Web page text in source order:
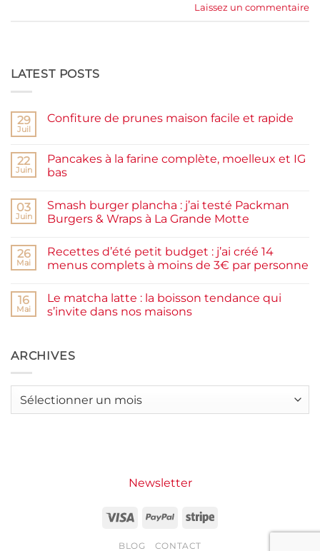
Laissez un commentaire
LATEST POSTS
29
Juil
Confiture de prunes maison facile et rapide
Confiture
de
prunes
et
rapide
22
Juin
Pancakes à la farine complète, moelleux et IG
bas
sur
Pancakes
à
complète,
et
03
Juin
Smash burger plancha : j’ai testé Packman
Burgers & Wraps à La Grande Motte
sur
burger
testé
Packman
Burgers &
Grande
Motte
26
Mai
Recettes d’été petit budget : j’ai créé 14
menus complets à moins de 3€ par personne
sur
Recettes
d’été
j’ai
créé
à
16
Mai
Le matcha latte : la boisson tendance qui
s’invite dans nos maisons
Le
matcha
boisson
ARCHIVES
Archives
Newsletter
Visa PayPal Stripe
BLOG CONTACT